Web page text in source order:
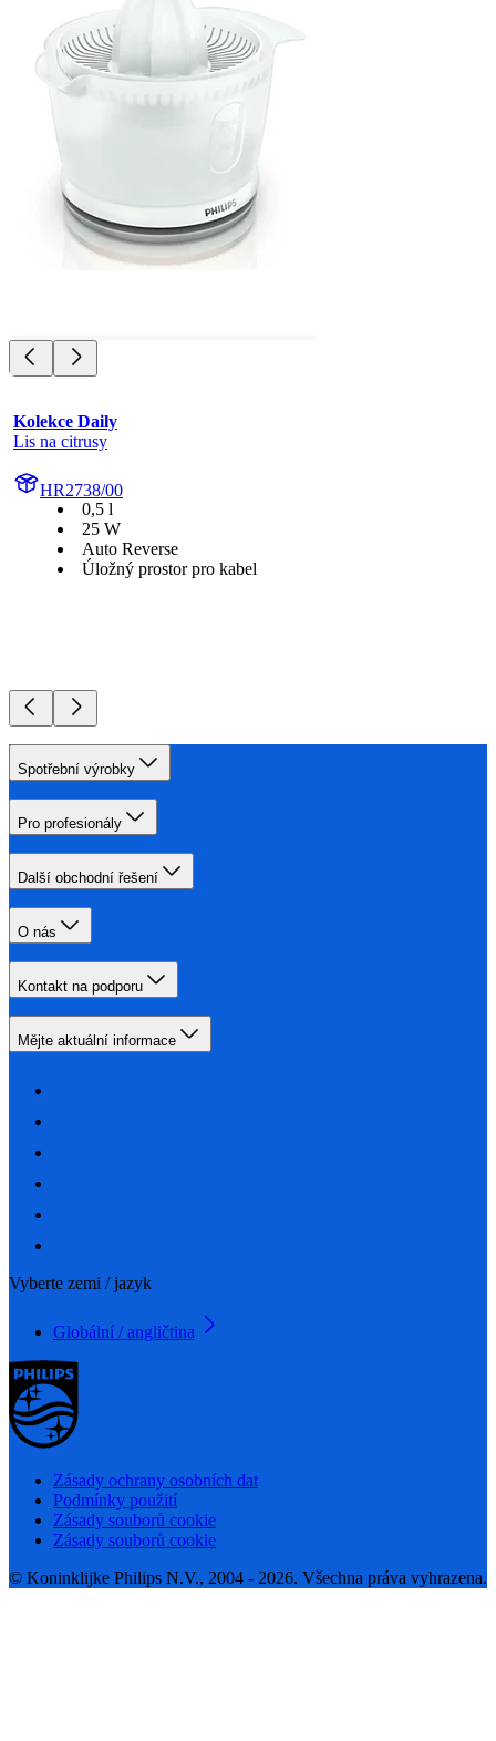
Kolekce Daily
Lis na citrusy
HR2738/00
0,5 l
25 W
Auto Reverse
Úložný prostor pro kabel
Spotřební výrobky
Pro profesionály
Další obchodní řešení
O nás
Kontakt na podporu
Mějte aktuální informace
Vyberte zemi / jazyk
Globální / angličtina
Zásady ochrany osobních dat
Podmínky použití
Zásady souborů cookie
Zásady souborů cookie
© Koninklijke Philips N.V., 2004 - 2026. Všechna práva vyhrazena.